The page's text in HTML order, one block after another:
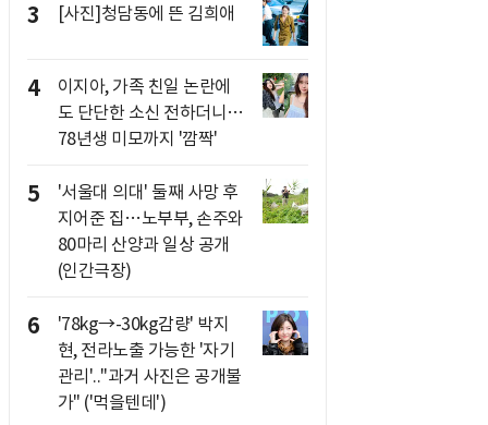
3 [사진]청담동에 뜬 김희애
4
이지아, 가족 친일 논란에
도 단단한 소신 전하더니…
78년생 미모까지 '깜짝'
5
'서울대 의대' 둘째 사망 후
지어준 집…노부부, 손주와
80마리 산양과 일상 공개
(인간극장)
6
'78kg→-30kg감량' 박지
현, 전라노출 가능한 '자기
관리'.."과거 사진은 공개불
가" ('먹을텐데')